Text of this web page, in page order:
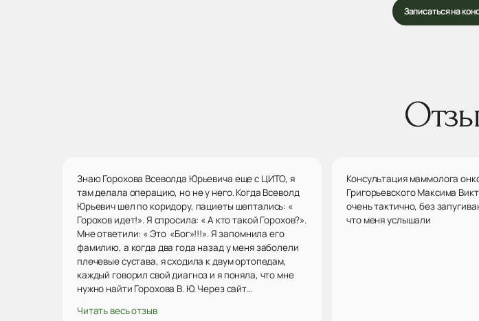
Записаться на
Знаю Горохова Всеволда Юрьевича еще с ЦИТО, я
там делала операцию, но не у него. Когда Всеволд
Юрьевич шел по коридору, пациеты шептались: «
Горохов идет!». Я спросила: « А кто такой Горохов?».
Мне ответили: « Это «Бог»!!!». Я запомнила его
фамилию, а когда два года назад у меня заболели
плечевые сустава, я сходила к двум ортопедам,
каждый говорил свой диагноз и я поняла, что мне
нужно найти Горохова В. Ю. Через сайт
Он посмотрел мои снимки, сказал точный диагноз,
Читать весь отзыв
Консультация маммолога
Григорьевского Максима
очень тактично, без
что меня услышали